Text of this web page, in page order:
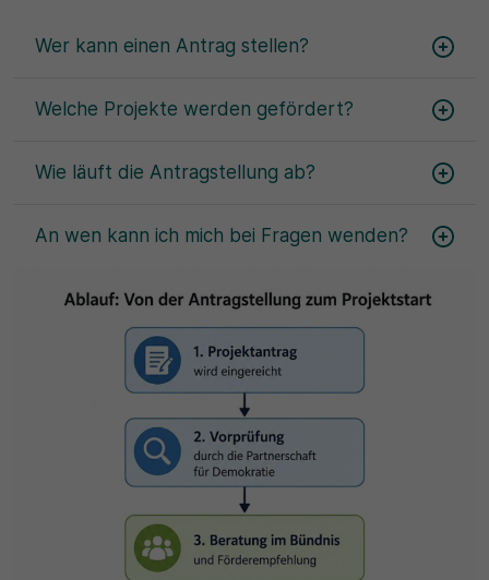
Wer kann einen Antrag stellen?
Welche Projekte werden gefördert?
Wie läuft die Antragstellung ab?
An wen kann ich mich bei Fragen wenden?